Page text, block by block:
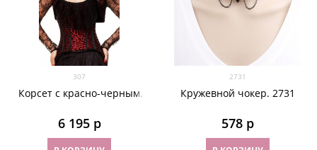
307
Корсет с красно-черным
6 195 р
2731
Кружевной чокер. 2731
578 р